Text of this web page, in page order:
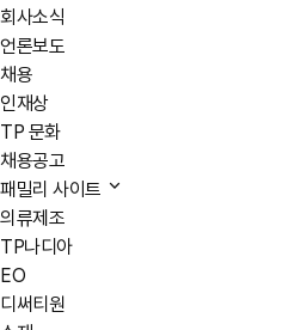
회사소식
언론보도
채용
인재상
TP 문화
채용공고
패밀리 사이트
의류제조
TP나디아
EO
디써티원